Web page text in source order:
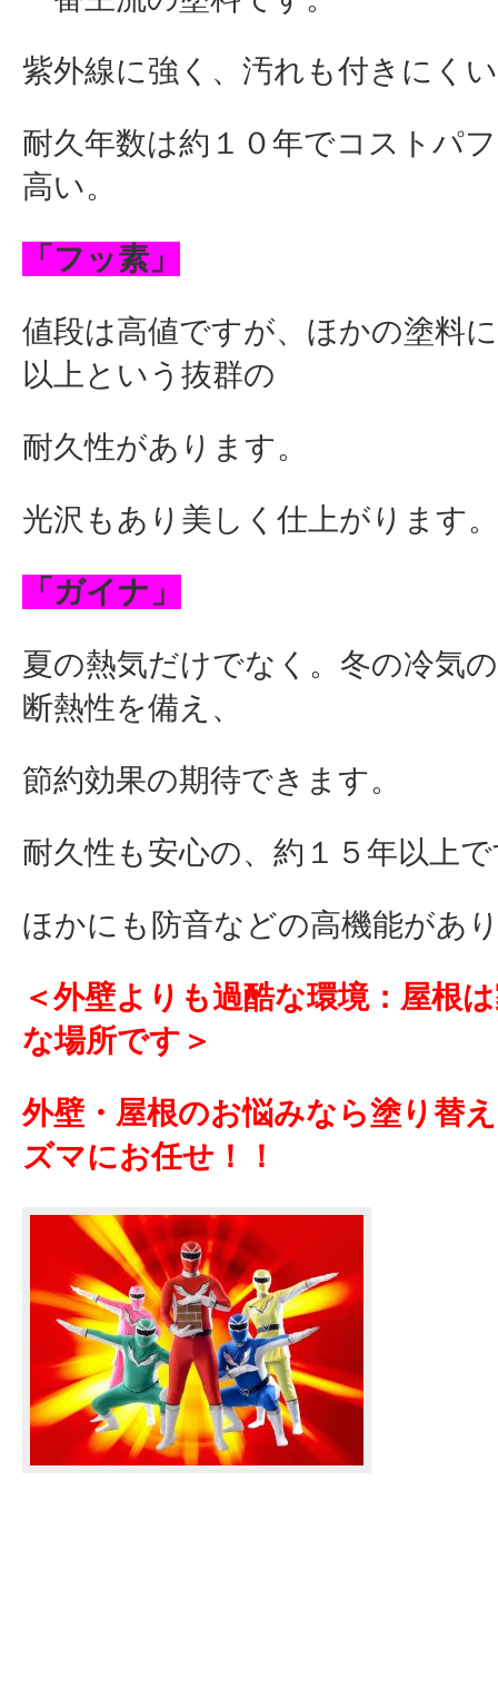
紫外線に強く、汚れも付きにく
耐久年数は約１０年でコストパ
高い。
「フッ素」
値段は高値ですが、ほかの塗料
以上という抜群の
耐久性があります。
光沢もあり美しく仕上がります。
「ガイナ」
夏の熱気だけでなく。冬の冷気
断熱性を備え、
節約効果の期待できます。
耐久性も安心の、約１５年以上
ほかにも防音などの高機能があ
＜外壁よりも過酷な環境：屋根
な場所です＞
外壁・屋根のお悩みなら塗り替
ズマにお任せ！！